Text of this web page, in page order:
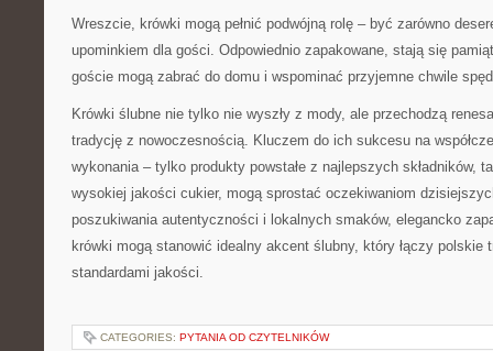
Wreszcie, krówki mogą pełnić podwójną rolę – być zarówno
upominkiem dla gości. Odpowiednio zapakowane, stają się
goście mogą zabrać do domu i wspominać przyjemne chwile
Krówki ślubne nie tylko nie wyszły z mody, ale przechodzą
tradycję z nowoczesnością. Kluczem do ich sukcesu na
wykonania – tylko produkty powstałe z najlepszych składników,
wysokiej jakości cukier, mogą sprostać oczekiwaniom
poszukiwania autentyczności i lokalnych smaków, elegancko
krówki mogą stanowić idealny akcent ślubny, który łączy polskie
standardami jakości.
CATEGORIES: PYTANIA OD CZYTELNIKÓW